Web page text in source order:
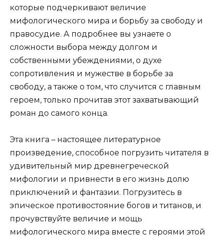
которые подчеркивают величие
мифологического мира и борьбу за свободу и
правосудие. А подробнее вы узнаете о
сложности выбора между долгом и
собственными убеждениями, о духе
сопротивления и мужестве в борьбе за
свободу, а также о том, что случится с главным
героем, только прочитав этот захватывающий
роман до самого конца.
Эта книга – настоящее литературное
произведение, способное погрузить читателя в
удивительный мир древнегреческой
мифологии и привнести в его жизнь долю
приключений и фантазии. Погрузитесь в
эпическое противостояние богов и титанов, и
прочувствуйте величие и мощь
мифологического мира вместе с героями этой